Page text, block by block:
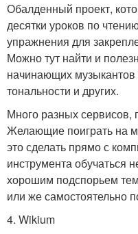
Обалденный проект,
десятки уроков по
упражнения для
Можно тут найти и
начинающих музыкантов
тональности и других.
Много разных сервисов,
Желающие поиграть на
это сделать прямо с
инструмента обучаться
хорошим подспорьем
или же самостоятельно
4. Wikium